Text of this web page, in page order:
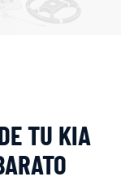
TU KIA